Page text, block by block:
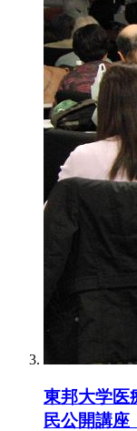
東邦大学医
民公開講座